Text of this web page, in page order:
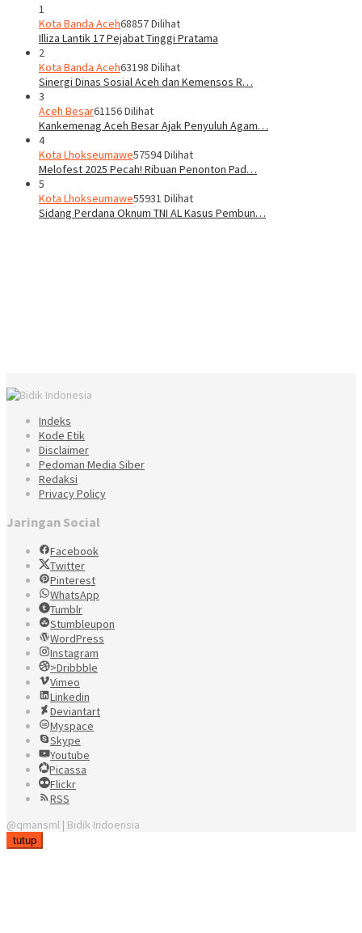
1
Kota Banda Aceh68857 Dilihat
Illiza Lantik 17 Pejabat Tinggi Pratama
2
Kota Banda Aceh63198 Dilihat
Sinergi Dinas Sosial Aceh dan Kemensos R…
3
Aceh Besar61156 Dilihat
Kankemenag Aceh Besar Ajak Penyuluh Agam…
4
Kota Lhokseumawe57594 Dilihat
Melofest 2025 Pecah! Ribuan Penonton Pad…
5
Kota Lhokseumawe55931 Dilihat
Sidang Perdana Oknum TNI AL Kasus Pembun…
Indeks
Kode Etik
Disclaimer
Pedoman Media Siber
Redaksi
Privacy Policy
Jaringan Social
Facebook
Twitter
Pinterest
WhatsApp
Tumblr
Stumbleupon
WordPress
Instagram
>Dribbble
Vimeo
Linkedin
Deviantart
Myspace
Skype
Youtube
Picassa
Flickr
RSS
@qmansml | Bidik Indoensia
tutup